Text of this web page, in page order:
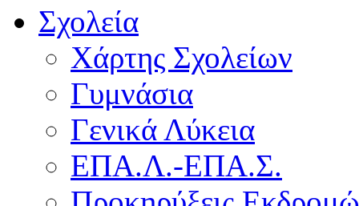
Σχολεία
Χάρτης Σχολείων
Γυμνάσια
Γενικά Λύκεια
ΕΠΑ.Λ.-ΕΠΑ.Σ.